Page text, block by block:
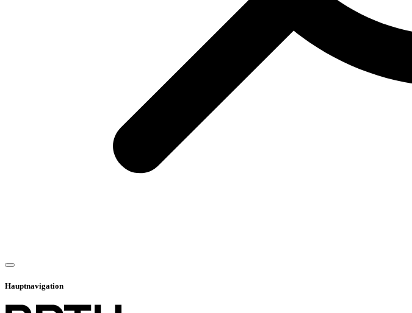
Hauptnavigation